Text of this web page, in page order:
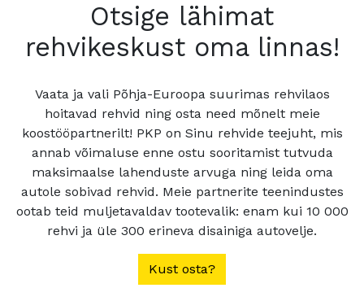
Otsige lähimat
rehvikeskust oma linnas!
Vaata ja vali Põhja-Euroopa suurimas rehvilaos
hoitavad rehvid ning osta need mõnelt meie
koostööpartnerilt! PKP on Sinu rehvide teejuht, mis
annab võimaluse enne ostu sooritamist tutvuda
maksimaalse lahenduste arvuga ning leida oma
autole sobivad rehvid. Meie partnerite teenindustes
ootab teid muljetavaldav tootevalik: enam kui 10 000
rehvi ja üle 300 erineva disainiga autovelje.
Kust osta?